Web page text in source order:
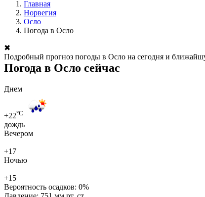
Главная
Норвегия
Осло
Погода в Осло
✖
Подробный прогноз погоды в Осло на сегодня и
Погода в Осло сейчас
Днем
+22°C
дождь
Вечером
+17
Ночью
+15
Вероятность осадков: 0%